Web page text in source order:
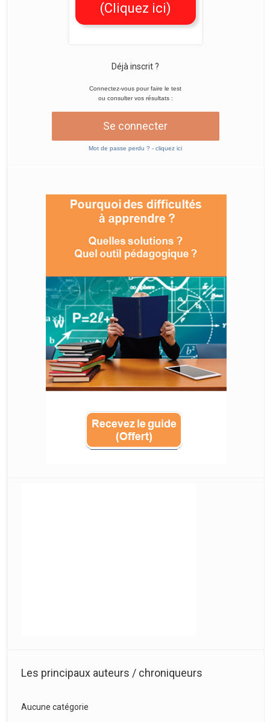
(Cliquez ici)
Déjà inscrit ?
Connectez-vous pour faire le test
ou consulter vos résultats :
Se connecter
Mot de passe perdu ? - cliquez ici
Les principaux auteurs / chroniqueurs
Aucune catégorie